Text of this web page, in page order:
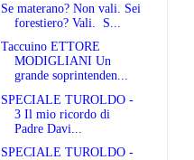
Se materano? Non vali. Sei
forestiero? Vali. S...
Taccuino ETTORE
MODIGLIANI Un
grande soprintenden...
SPECIALE TUROLDO -
3 Il mio ricordo di
Padre Davi...
SPECIALE TUROLDO -